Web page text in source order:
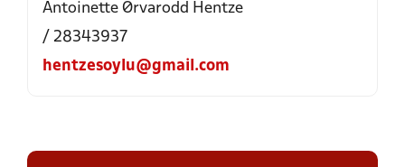
Antoinette Ørvarodd Hentze
/ 28343937
hentzesoylu@gmail.com